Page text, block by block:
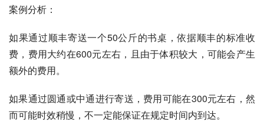
案例分析：
如果通过顺丰寄送一个50公斤的书桌，依据顺丰的标准收
费，费用大约在600元左右，且由于体积较大，可能会产生
额外的费用。
如果通过圆通或中通进行寄送，费用可能在300元左右，然
而可能时效稍慢，不一定能保证在规定时间内到达。